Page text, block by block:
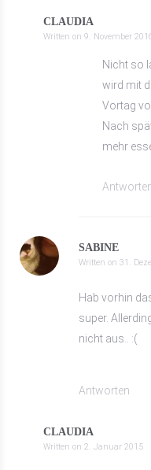
CLAUDIA
Written on 9. November
Nicht so
wird mit
Vortag
Nach
mehr
SABINE
Written on 31.
Hab vorhin
super.
nicht aus.. :(
Antworten
CLAUDIA
Written on 2. Januar 2015